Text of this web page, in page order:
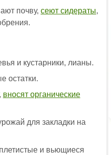
почву, сеют сидераты,
и кустарники, лианы.
остатки.
вносят органические
для закладки на
и вьющиеся